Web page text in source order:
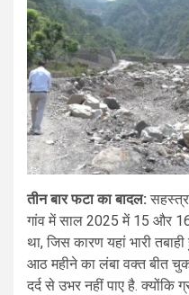
तीन बार फटा का बादल:
गांव में साल 2025 में 15 और 16
था, जिस कारण यहां भारी
आठ महीने का लंबा वक्त बीत
दर्द से उभर नहीं पाए है.